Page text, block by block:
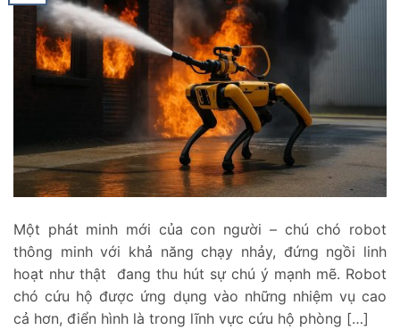
Một phát minh mới của con người – chú chó robot
thông minh với khả năng chạy nhảy, đứng ngồi linh
hoạt như thật đang thu hút sự chú ý mạnh mẽ. Robot
chó cứu hộ được ứng dụng vào những nhiệm vụ cao
cả hơn, điển hình là trong lĩnh vực cứu hộ phòng […]